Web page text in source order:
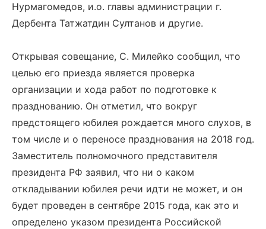
Нурмагомедов, и.о. главы администрации г.
Дербента Татжатдин Султанов и другие.
Открывая совещание, С. Милейко сообщил, что
целью его приезда является проверка
организации и хода работ по подготовке к
празднованию. Он отметил, что вокруг
предстоящего юбилея рождается много слухов, в
том числе и о переносе празднования на 2018 год.
Заместитель полномочного представителя
президента РФ заявил, что ни о каком
откладывании юбилея речи идти не может, и он
будет проведен в сентябре 2015 года, как это и
определено указом президента Российской